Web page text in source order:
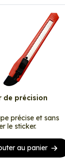
de précision
précise et sans
le sticker.
au panier